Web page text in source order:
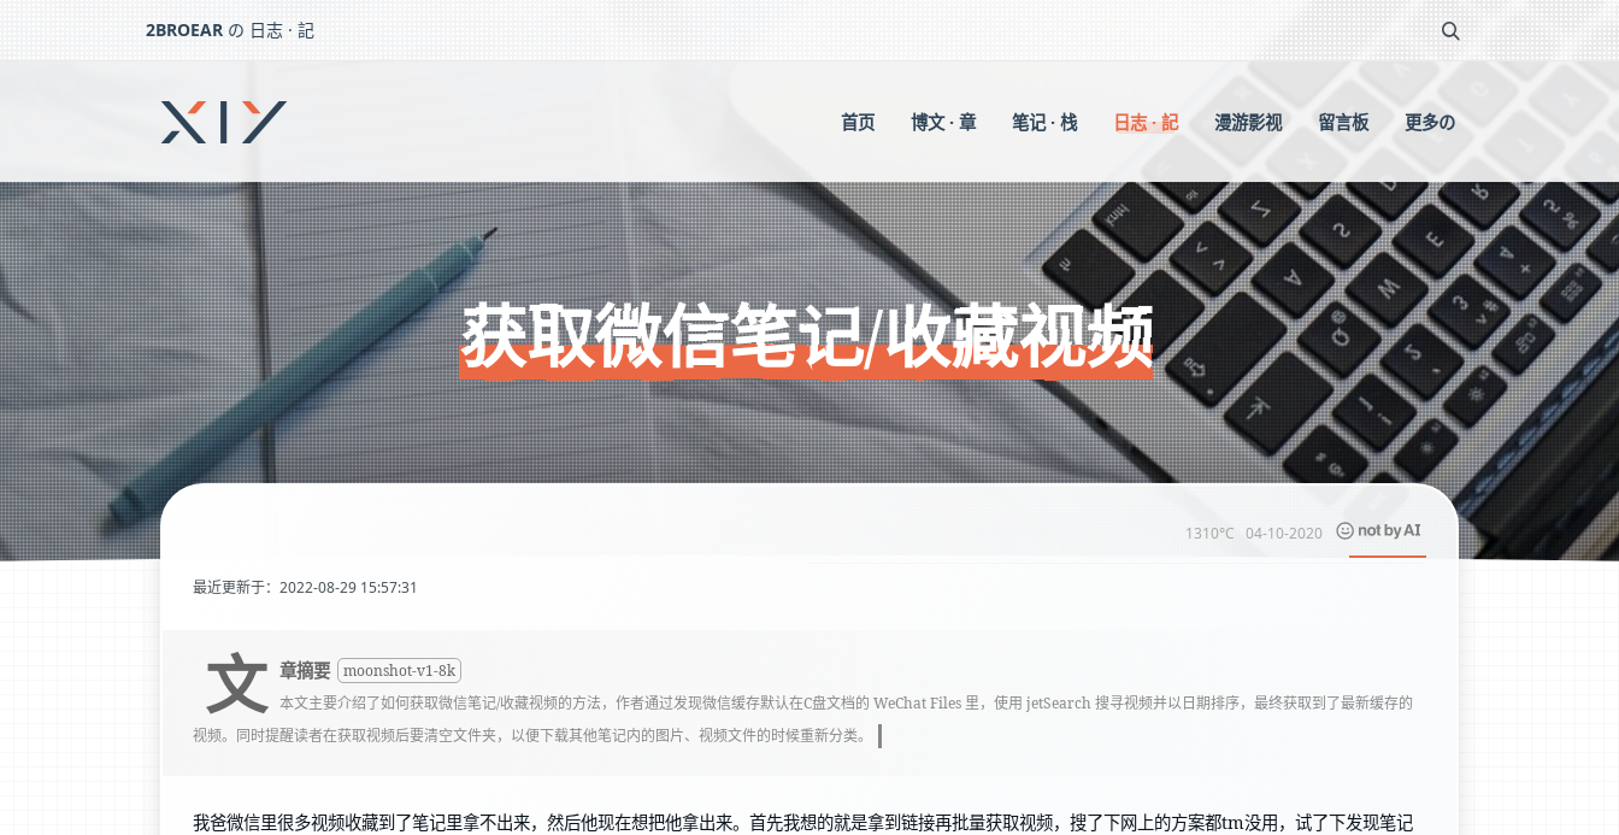
2BROEAR の 日志 · 記
下一篇： 加载“更多评论”按钮修复
首页 博文 · 章 笔记 · 栈 日志 · 記 漫游影视 留言板 更多の
获取微信笔记/收藏视频
1310°C 04-10-2020
最近更新于：2022-08-29 15:57:31
文 章摘要
moonshot-v1-8k
本文主要介绍了如何获取微信笔记/收藏视频的方法，作者通过发现微信缓存默认在C盘文档的 WeChat Files 里，使用 jetSearch 搜寻视频并以日期排序，最终获取到了最新缓存的
视频。同时提醒读者在获取视频后要清空文件夹，以便下载其他笔记内的图片、视频文件的时候重新分类。
我爸微信里很多视频收藏到了笔记里拿不出来，然后他现在想把他拿出来。首先我想的就是拿到链接再批量获取视频，搜了下网上的方案都tm没用，试了下发现笔记